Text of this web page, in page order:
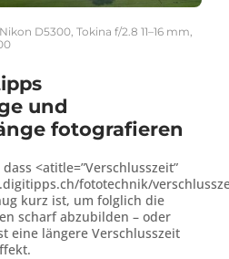
D5300, Tokina f/2.8 11–16 mm,
und
fotografieren
<atitle=”Verschlusszeit”
fototechnik/
kurz ist, um folglich die
scharf abzubilden – oder
eine längere Verschlusszeit